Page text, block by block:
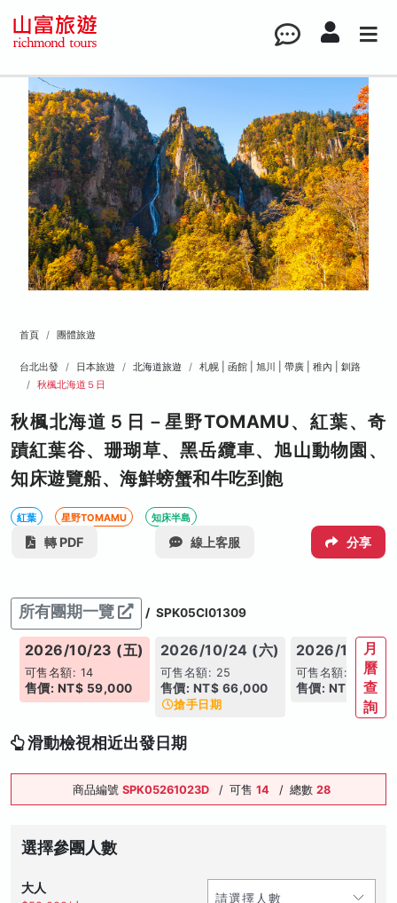
首頁 團體旅遊
台北出發 日本旅遊 北海道旅遊
札幌 | 函館 | 旭川 | 帶廣 | 稚內 | 釧路
秋楓北海道５日
秋楓北海道５日－星野TOMAMU、紅葉、奇
蹟紅葉谷、珊瑚草、黑岳纜車、旭山動物園、
知床遊覽船、海鮮螃蟹和牛吃到飽
紅葉 星野TOMAMU 知床半島
轉 PDF 線上客服 分享
所有團期一覽 / SPK05CI01309
2026/10/23 (五)
可售名額: 14
售價: NT$ 59,000
2026/10/24 (六)
可售名額: 25
售價: NT$ 66,000
搶手日期
2026/10/25 (
可售名額: 12
售價: NT$
月
曆
查
詢
滑動檢視相近出發日期
商品編號 SPK05261023D / 可售 14 / 總數 28
選擇參團人數
大人